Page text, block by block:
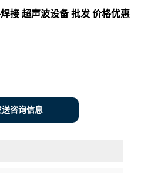
接 超声波设备 批发 价格优惠
送咨询信息